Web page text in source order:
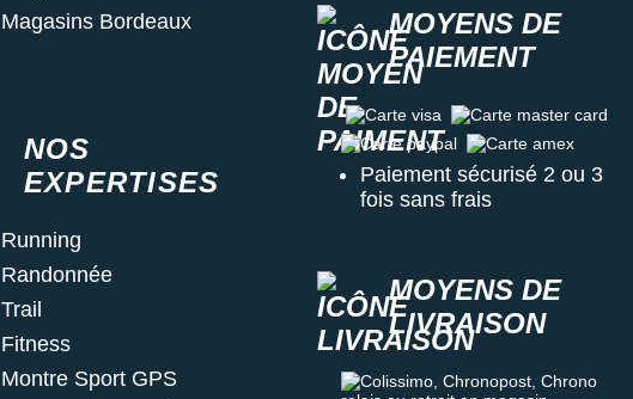
MOYENS DE
PAIEMENT
Carte visa
Carte master card
Carte paypal
Carte amex
Paiement sécurisé 2 ou 3
fois sans frais
MOYENS DE
LIVRAISON
Colissimo, Chronopost, Chrono relais
Magasins Bordeaux
NOS
EXPERTISES
Running
Randonnée
Trail
Fitness
Montre Sport GPS